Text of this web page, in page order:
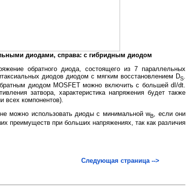
диодами, справа: с гибридным диодом
обратного диода, состоящего из 7 параллельных
диодов диодом с мягким восстановлением DS.
диодом MOSFET можно включить с большей dI/dt.
затвора, характеристика напряжения будет также
всех компонентов).
можно использовать диоды с минимальной wB, если они
преимуществ при больших напряжениях, так как различия
Следующая страница -->